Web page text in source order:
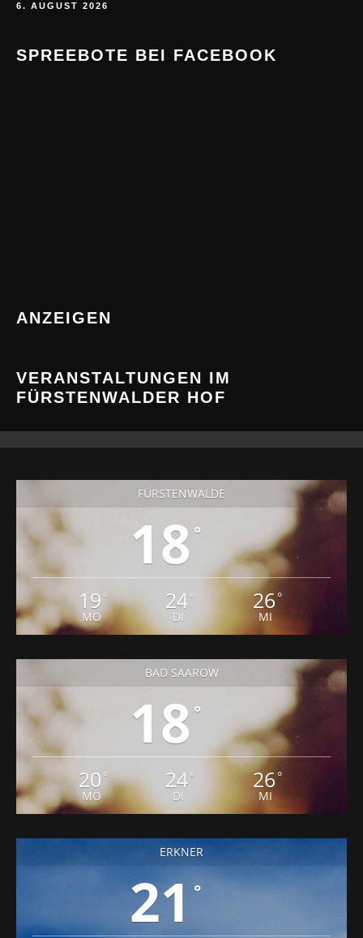
6. AUGUST 2026
SPREEBOTE BEI FACEBOOK
ANZEIGEN
VERANSTALTUNGEN IM
FÜRSTENWALDER HOF
FÜRSTENWALDE
18 °
19 °
MO
24°
DI
26 °
MI
BAD SAAROW
18 °
20 °
MO
24°
DI
26 °
MI
ERKNER
21 °